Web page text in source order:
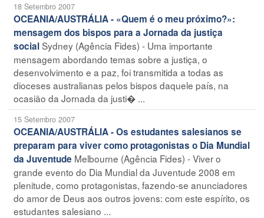
18 Setembro 2007
OCEANIA/AUSTRÁLIA - «Quem é o meu próximo?»:
mensagem dos bispos para a Jornada da justiça
socialSydney (Agência Fides) - Uma importante
mensagem abordando temas sobre a justiça, o
desenvolvimento e a paz, foi transmitida a todas as
dioceses australianas pelos bispos daquele país, na
ocasião da Jornada da justi� ...
15 Setembro 2007
OCEANIA/AUSTRÁLIA - Os estudantes salesianos se
preparam para viver como protagonistas o Dia Mundial
da Juventude Melbourne (Agência Fides) - Viver o
grande evento do Dia Mundial da Juventude 2008 em
plenitude, como protagonistas, fazendo-se anunciadores
do amor de Deus aos outros jovens: com este espírito, os
estudantes salesiano ...